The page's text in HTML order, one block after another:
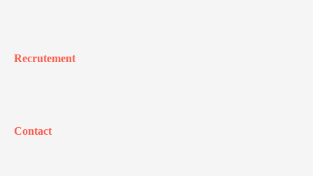
Recrutement
Contact